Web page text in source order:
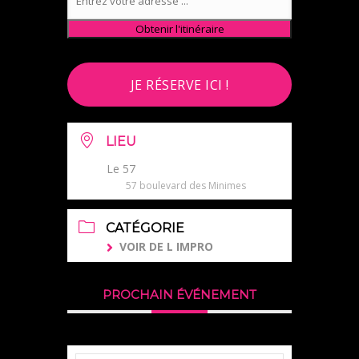
JE RÉSERVE ICI !
LIEU
Le 57
57 boulevard des Minimes
CATÉGORIE
VOIR DE L IMPRO
PROCHAIN ÉVÉNEMENT